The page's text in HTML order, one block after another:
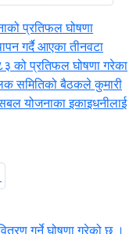
प्रतिफल घोषणा
गर्दै आएका तीनवटा
को प्रतिफल घोषणा गरेका
समितिको बैठकले कुमारी
योजनाका इकाइधनीलाई
गर्ने घोषणा गरेको छ ।